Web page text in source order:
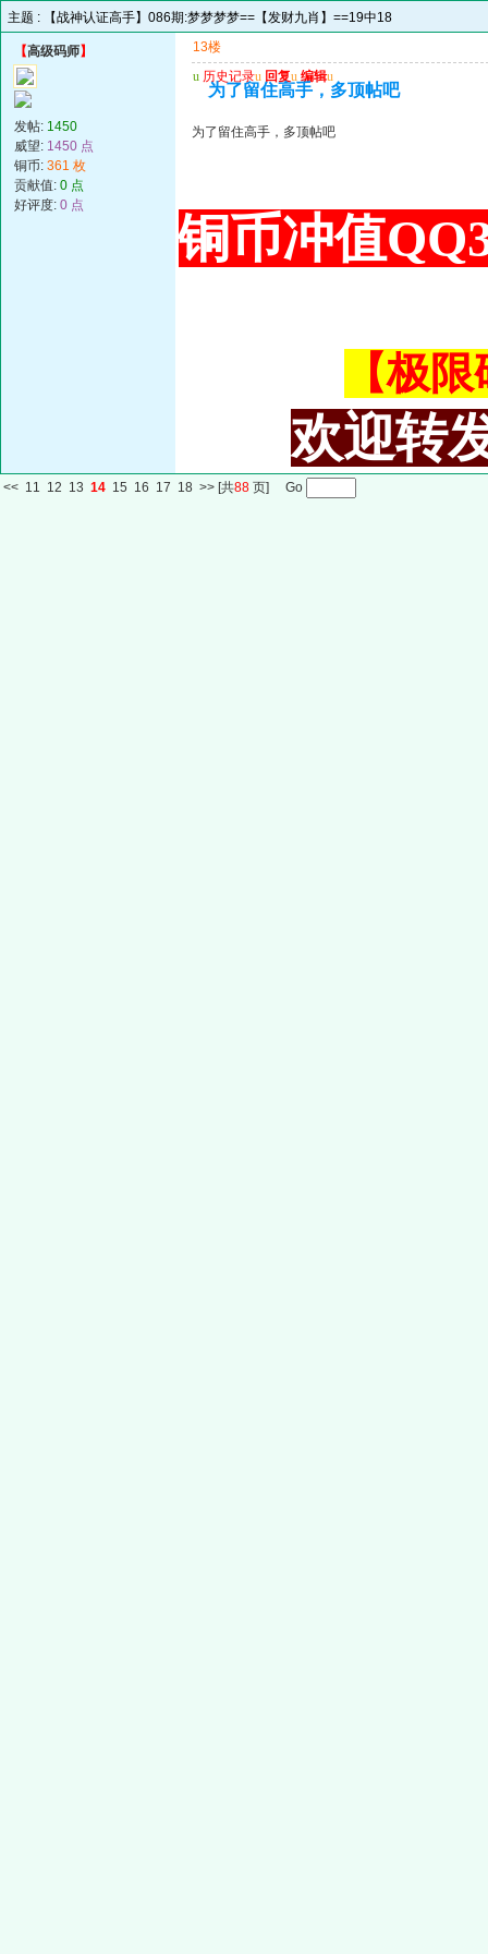
主题 : 【战神认证高手】086期:梦梦梦梦==【发财九肖】==19中18
【高级码师】
发帖: 1450
威望: 1450 点
铜币: 361 枚
贡献值: 0 点
好评度: 0 点
13楼
u 历史记录u 回复u 编辑u
为了留住高手，多顶帖吧
为了留住高手，多顶帖吧
铜币冲值
【极
欢迎转
<< 11 12 13 14 15 16 17 18 >> [共88 页] Go